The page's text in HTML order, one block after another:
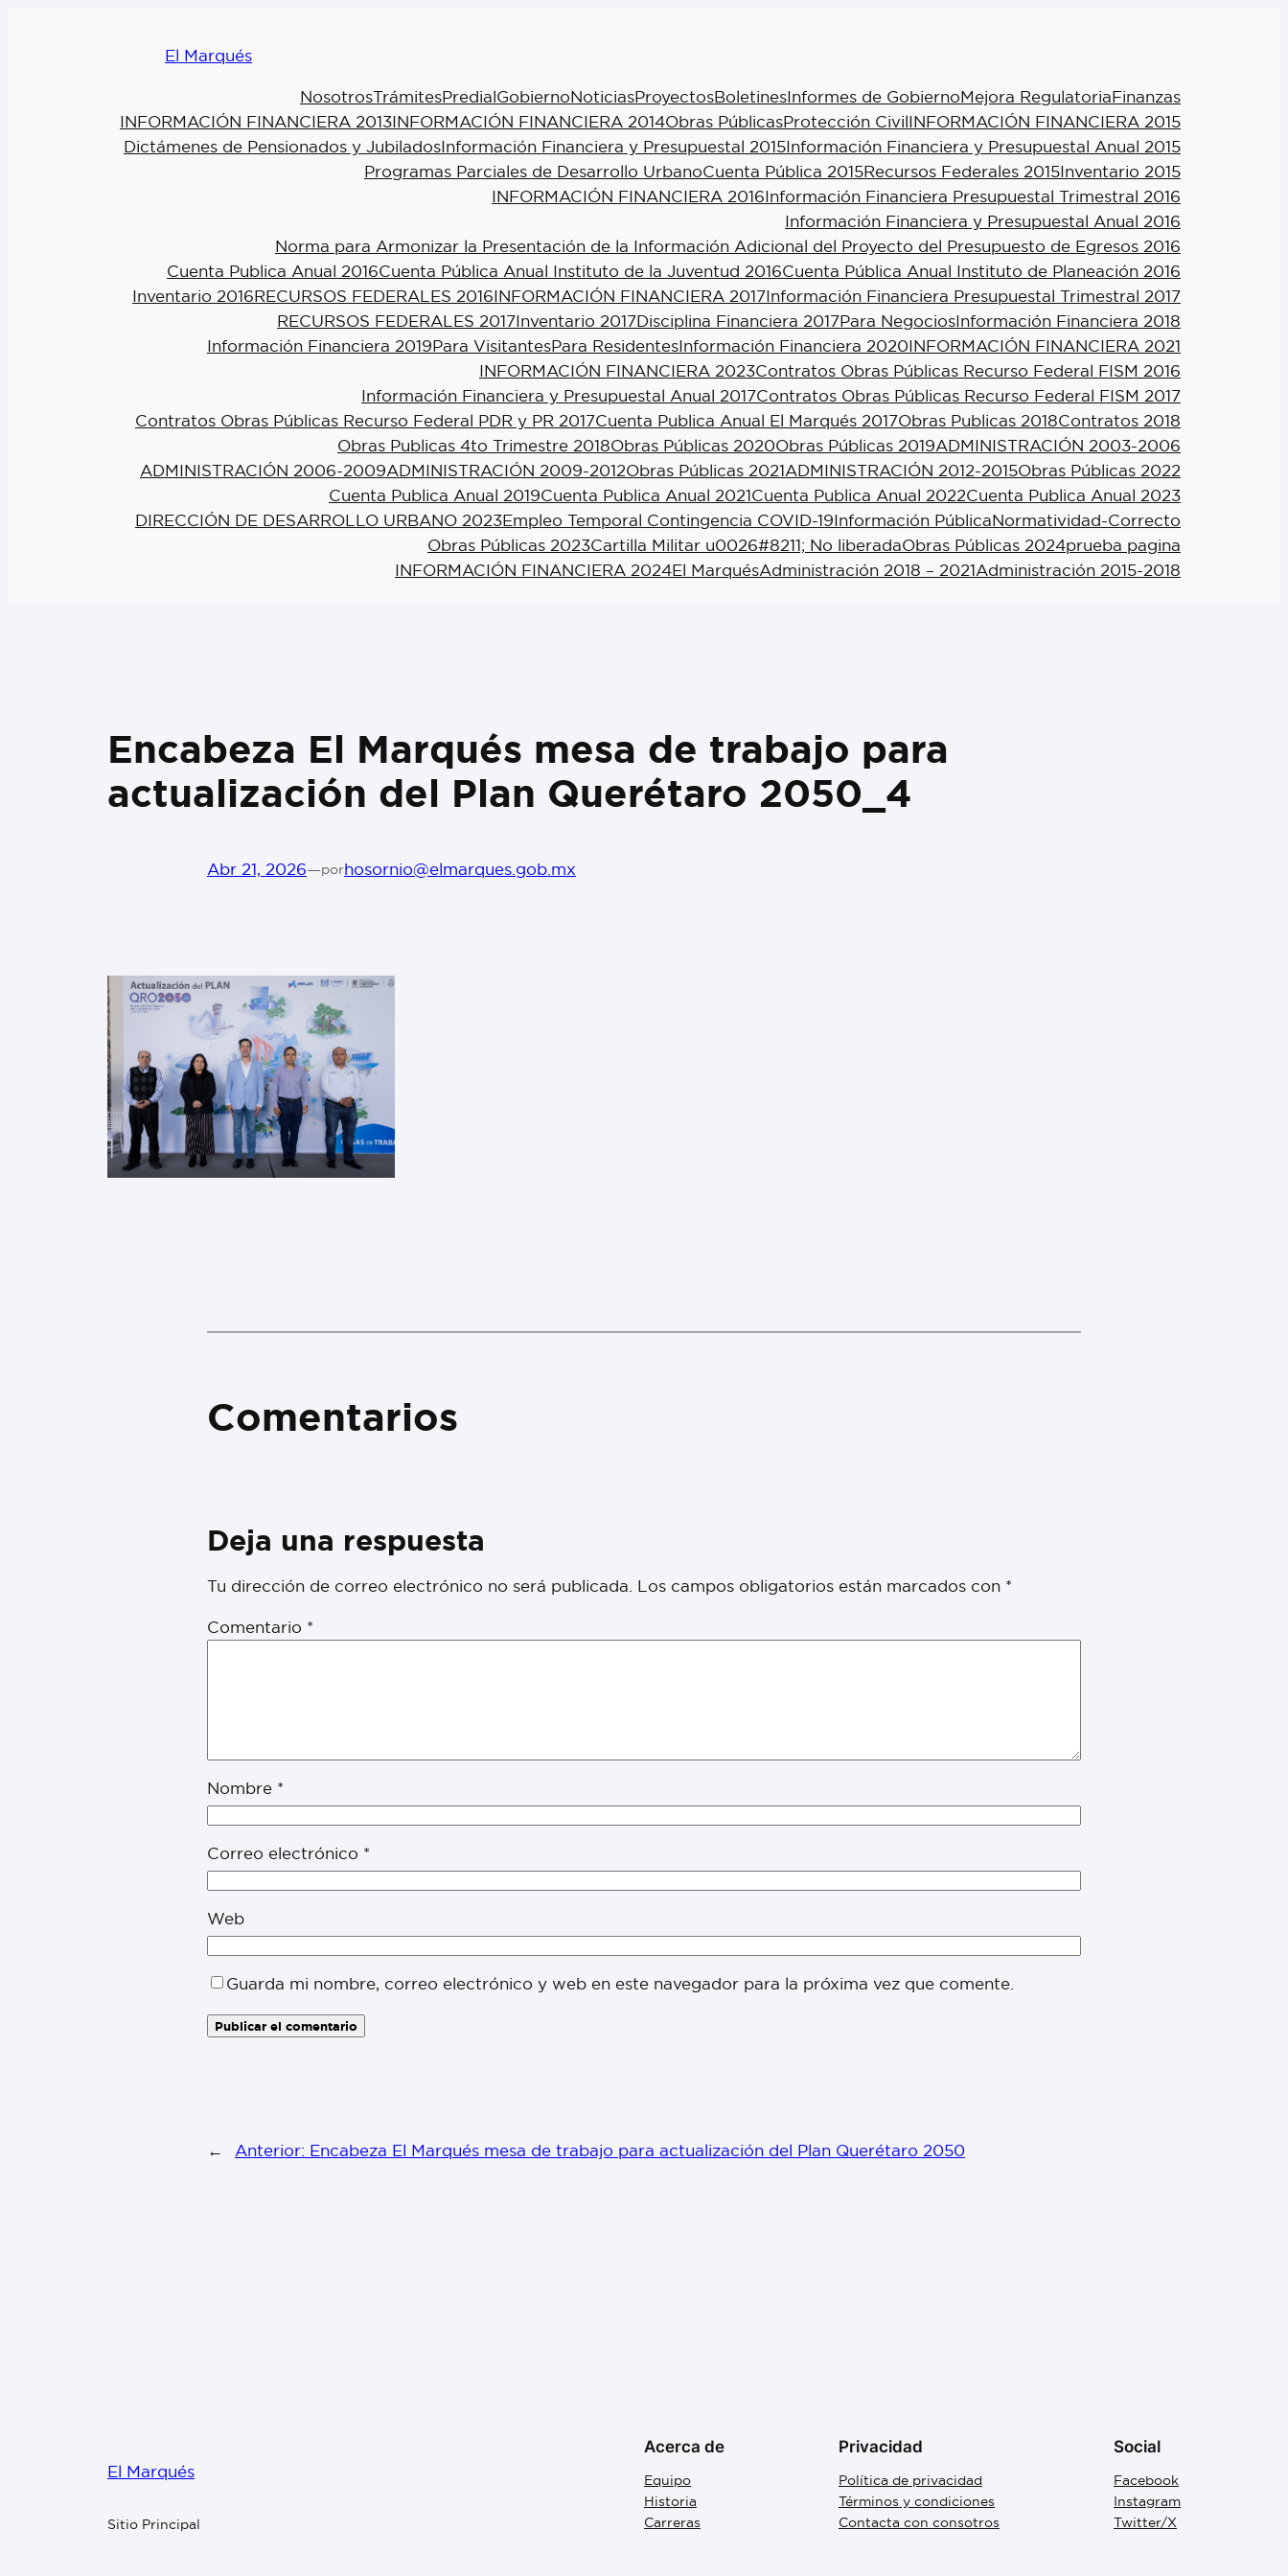
El Marqués
NosotrosTrámitesPredialGobiernoNoticiasProyectosBoletinesInformes de GobiernoMejora RegulatoriaFinanzas
INFORMACIÓN FINANCIERA 2013INFORMACIÓN FINANCIERA 2014Obras PúblicasProtección CivilINFORMACIÓN FINANCIERA 2015
Dictámenes de Pensionados y JubiladosInformación Financiera y Presupuestal 2015Información Financiera y Presupuestal Anual 2015
Programas Parciales de Desarrollo UrbanoCuenta Pública 2015Recursos Federales 2015Inventario 2015
INFORMACIÓN FINANCIERA 2016Información Financiera Presupuestal Trimestral 2016
Información Financiera y Presupuestal Anual 2016
Norma para Armonizar la Presentación de la Información Adicional del Proyecto del Presupuesto de Egresos 2016
Cuenta Publica Anual 2016Cuenta Pública Anual Instituto de la Juventud 2016Cuenta Pública Anual Instituto de Planeación 2016
Inventario 2016RECURSOS FEDERALES 2016INFORMACIÓN FINANCIERA 2017Información Financiera Presupuestal Trimestral 2017
RECURSOS FEDERALES 2017Inventario 2017Disciplina Financiera 2017Para NegociosInformación Financiera 2018
Información Financiera 2019Para VisitantesPara ResidentesInformación Financiera 2020INFORMACIÓN FINANCIERA 2021
INFORMACIÓN FINANCIERA 2023Contratos Obras Públicas Recurso Federal FISM 2016
Información Financiera y Presupuestal Anual 2017Contratos Obras Públicas Recurso Federal FISM 2017
Contratos Obras Públicas Recurso Federal PDR y PR 2017Cuenta Publica Anual El Marqués 2017Obras Publicas 2018Contratos 2018
Obras Publicas 4to Trimestre 2018Obras Públicas 2020Obras Públicas 2019ADMINISTRACIÓN 2003-2006
ADMINISTRACIÓN 2006-2009ADMINISTRACIÓN 2009-2012Obras Públicas 2021ADMINISTRACIÓN 2012-2015Obras Públicas 2022
Cuenta Publica Anual 2019Cuenta Publica Anual 2021Cuenta Publica Anual 2022Cuenta Publica Anual 2023
DIRECCIÓN DE DESARROLLO URBANO 2023Empleo Temporal Contingencia COVID-19Información PúblicaNormatividad-Correcto
Obras Públicas 2023Cartilla Militar u0026#8211; No liberadaObras Públicas 2024prueba pagina
INFORMACIÓN FINANCIERA 2024El MarquésAdministración 2018 – 2021Administración 2015-2018
Encabeza El Marqués mesa de trabajo para
actualización del Plan Querétaro 2050_4
Abr 21, 2026—porhosornio@elmarques.gob.mx
Comentarios
Deja una respuesta
Tu dirección de correo electrónico no será publicada. Los campos obligatorios están marcados con *
Comentario *
Nombre *
Correo electrónico *
Web
Guarda mi nombre, correo electrónico y web en este navegador para la próxima vez que comente.
← Anterior: Encabeza El Marqués mesa de trabajo para actualización del Plan Querétaro 2050
El Marqués
Sitio Principal
Acerca de
Equipo
Historia
Carreras
Privacidad
Política de privacidad
Términos y condiciones
Contacta con consotros
Social
Facebook
Instagram
Twitter/X